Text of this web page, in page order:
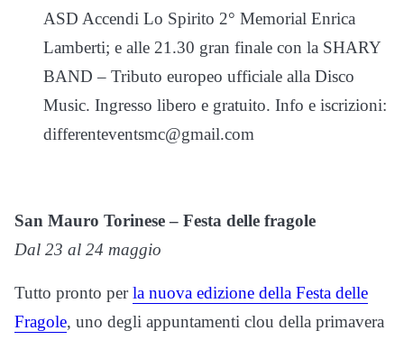
ASD Accendi Lo Spirito 2° Memorial Enrica
Lamberti; e alle 21.30 gran finale con la SHARY
BAND – Tributo europeo ufficiale alla Disco
Music. Ingresso libero e gratuito. Info e iscrizioni:
differenteventsmc@gmail.com
San Mauro Torinese – Festa delle fragole
Dal 23 al 24 maggio
Tutto pronto perla nuova edizione della Festa delle
Fragole, uno degli appuntamenti clou della primavera